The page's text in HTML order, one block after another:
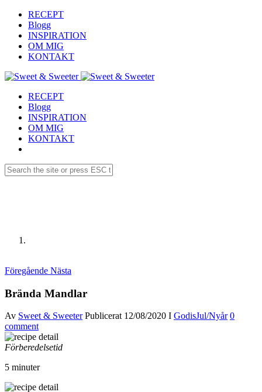
RECEPT
Blogg
INSPIRATION
OM MIG
KONTAKT
RECEPT
Blogg
INSPIRATION
OM MIG
KONTAKT
Föregående Nästa
Brända Mandlar
Av Sweet & Sweeter Publicerat 12/08/2020 I GodisJul/Nyår 0
comment
Förberedelsetid
5 minuter